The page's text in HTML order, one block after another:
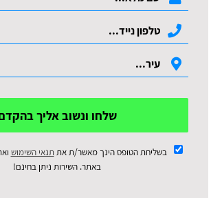
שלחו ונשוב אליך
בשליחת הטופס הינך מאשר/ת את תנאי השימוש
באתר. השירות ניתן בחינם!